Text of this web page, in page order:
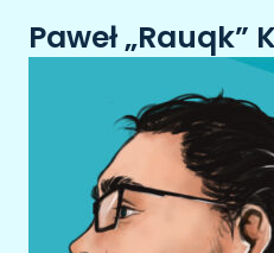
Paweł „Rauqk”